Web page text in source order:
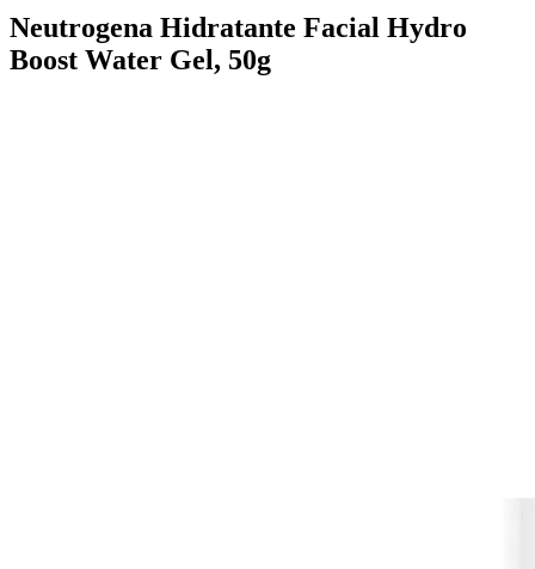
Neutrogena Hidratante Facial Hydro
Boost Water Gel, 50g